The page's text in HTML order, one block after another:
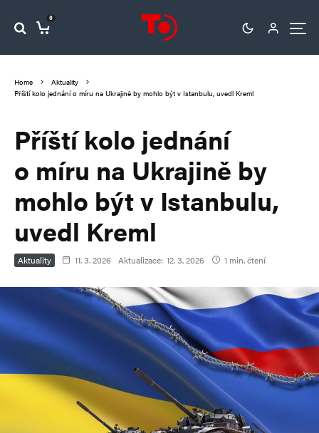
0
Home
Aktuality
Příští kolo jednání o míru na Ukrajině by mohlo být v Istanbulu, uvedl Kreml
Příští kolo jednání
o míru na Ukrajině by
mohlo být v Istanbulu,
uvedl Kreml
Aktuality 11. 3. 2026 Aktualizace: 12. 3. 2026 1 min. čtení